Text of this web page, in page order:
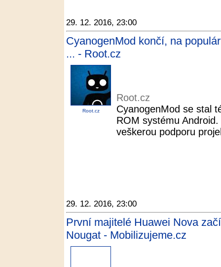
29. 12. 2016, 23:00
CyanogenMod končí, na
... - Root.cz
Root.cz
Root.cz
CyanogenMod se stal
ROM systému
veškerou podporu
29. 12. 2016, 23:00
První majitelé Huawei Nova
Nougat - Mobilizujeme.cz